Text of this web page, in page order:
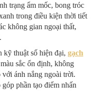
trạng ẩm mốc, bong tróc
trong điều kiện thời tiết
không gian ngoại thất,
kỹ thuật số hiện đại, gạch
sắc ổn định, không
ánh nắng ngoài trời.
phần tạo điểm nhấn